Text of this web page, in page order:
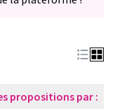
propositions par :